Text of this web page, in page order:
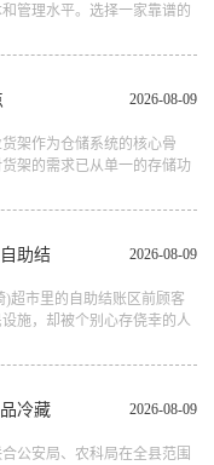
管理水平。选择一家靠谱的
2026-08-09
架作为仓储系统的核心骨
架的需求已从单一的存储功
2026-08-09
助结
市里的自助结账区前顾客
施，却被个别心存侥幸的人
2026-08-09
冷藏
安局、农科局在全县范围